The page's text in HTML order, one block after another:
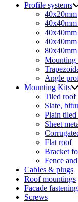
Profile systems
40x20mm
40x40mm
Mounting
Angle
Mounting Kits
Tiled roof
Slate,
Plain
Sheet
Flat roof
Bracket
Fence
Cables & plugs
Roof mountings
Facade
Screws